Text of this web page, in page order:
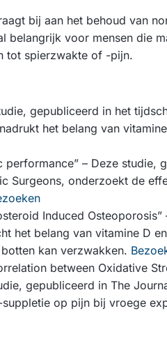
bij aan het behoud van
belangrijk voor mensen die
tot spierzwakte of -pijn.
gepubliceerd in het
het belang van
– Deze studie,
Surgeons, onderzoekt de
Induced Osteoporosis”
het belang van vitamine D
kan verzwakken.
between Oxidative
gepubliceerd in The
op pijn bij vroege